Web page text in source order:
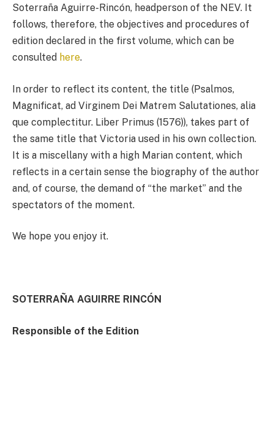
Soterraña Aguirre-Rincón, headperson of the NEV. It
follows, therefore, the objectives and procedures of
edition declared in the first volume, which can be
consulted here.
In order to reflect its content, the title (Psalmos,
Magnificat, ad Virginem Dei Matrem Salutationes, alia
que complectitur. Liber Primus (1576)), takes part of
the same title that Victoria used in his own collection.
It is a miscellany with a high Marian content, which
reflects in a certain sense the biography of the author
and, of course, the demand of “the market” and the
spectators of the moment.
We hope you enjoy it.
SOTERRAÑA AGUIRRE RINCÓN
Responsible of the Edition